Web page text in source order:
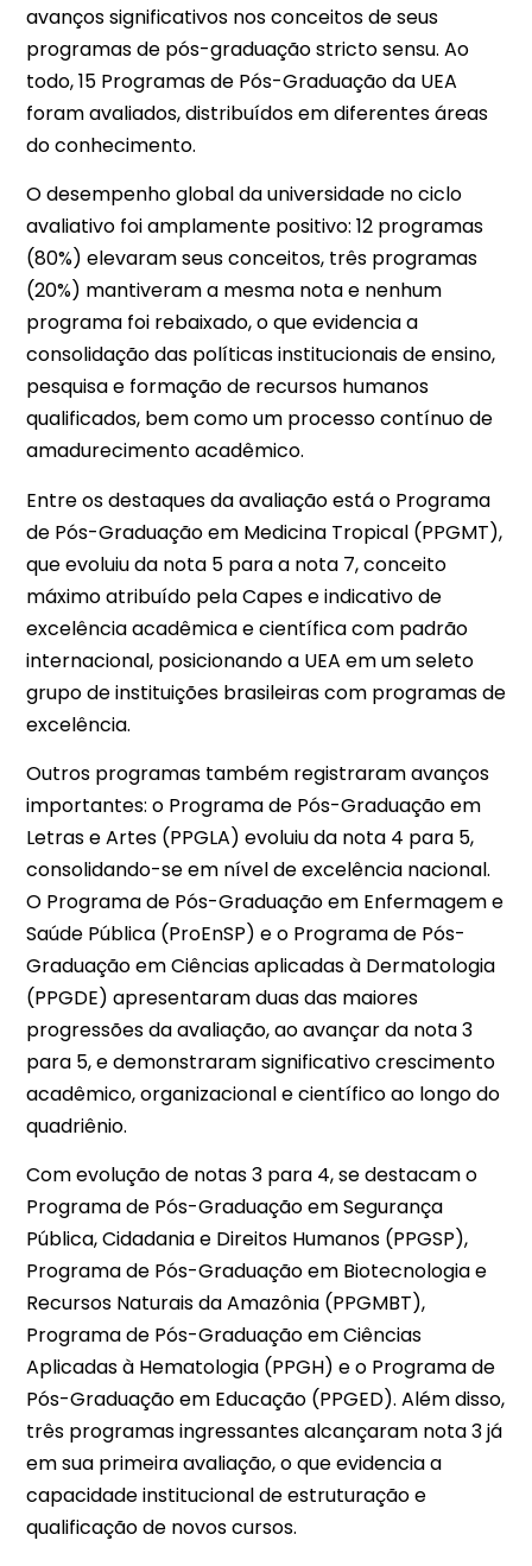
avanços significativos nos conceitos de seus
programas de pós-graduação stricto sensu. Ao
todo, 15 Programas de Pós-Graduação da UEA
foram avaliados, distribuídos em diferentes áreas
do conhecimento.
O desempenho global da universidade no ciclo
avaliativo foi amplamente positivo: 12 programas
(80%) elevaram seus conceitos, três programas
(20%) mantiveram a mesma nota e nenhum
programa foi rebaixado, o que evidencia a
consolidação das políticas institucionais de ensino,
pesquisa e formação de recursos humanos
qualificados, bem como um processo contínuo de
amadurecimento acadêmico.
Entre os destaques da avaliação está o Programa
de Pós-Graduação em Medicina Tropical (PPGMT),
que evoluiu da nota 5 para a nota 7, conceito
máximo atribuído pela Capes e indicativo de
excelência acadêmica e científica com padrão
internacional, posicionando a UEA em um seleto
grupo de instituições brasileiras com programas de
excelência.
Outros programas também registraram avanços
importantes: o Programa de Pós-Graduação em
Letras e Artes (PPGLA) evoluiu da nota 4 para 5,
consolidando-se em nível de excelência nacional.
O Programa de Pós-Graduação em Enfermagem e
Saúde Pública (ProEnSP) e o Programa de Pós-
Graduação em Ciências aplicadas à Dermatologia
(PPGDE) apresentaram duas das maiores
progressões da avaliação, ao avançar da nota 3
para 5, e demonstraram significativo crescimento
acadêmico, organizacional e científico ao longo do
quadriênio.
Com evolução de notas 3 para 4, se destacam o
Programa de Pós-Graduação em Segurança
Pública, Cidadania e Direitos Humanos (PPGSP),
Programa de Pós-Graduação em Biotecnologia e
Recursos Naturais da Amazônia (PPGMBT),
Programa de Pós-Graduação em Ciências
Aplicadas à Hematologia (PPGH) e o Programa de
Pós-Graduação em Educação (PPGED). Além disso,
três programas ingressantes alcançaram nota 3 já
em sua primeira avaliação, o que evidencia a
capacidade institucional de estruturação e
qualificação de novos cursos.